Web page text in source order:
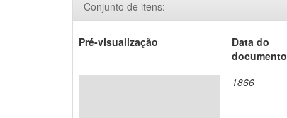
Conjunto de itens:
Pré-visualização
Data do
documento
1866